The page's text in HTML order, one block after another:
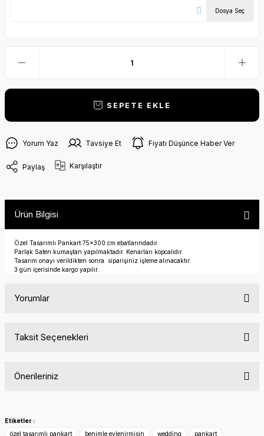
Dosya Seç
SEPETE EKLE
Yorum Yaz Tavsiye Et Fiyatı Düşünce Haber Ver
Paylaş Karşılaştır
Ürün Bilgisi
Özel Tasarımlı Pankart 75x300 cm ebatlarındadır.
Parlak Saten kumaştan yapılmaktadır. Kenarları kopcalıdır.
Tasarım onayı verildikten sonra siparişiniz işleme alınacaktır.
3 gün içerisinde kargo yapılır.
Yorumlar
Taksit Seçenekleri
Önerileriniz
konularda yetersiz gördüğünüz noktaları öneri formunu
Etiketler :
özel tasarımlı pankart
benimle evlenirmisin wedding pankart